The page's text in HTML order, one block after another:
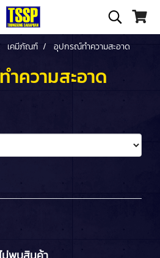
เคมีภัณฑ์ อุปกรณ์ทำความสะอาด
ความสะอาด